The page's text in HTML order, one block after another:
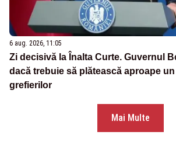
6 aug. 2026, 11:05
Zi decisivă la Înalta Curte. Guvernul
dacă trebuie să plătească aproape
grefierilor
Mai Multe